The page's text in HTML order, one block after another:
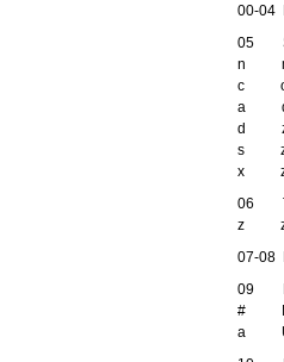
00-04
05
n
c
a
d
s
x
06
z
07-08
09
#
a